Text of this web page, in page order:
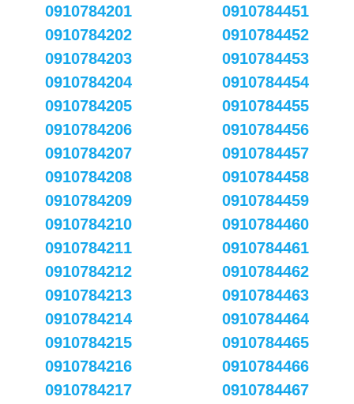
0910784201
0910784202
0910784203
0910784204
0910784205
0910784206
0910784207
0910784208
0910784209
0910784210
0910784211
0910784212
0910784213
0910784214
0910784215
0910784216
0910784217
0910784451
0910784452
0910784453
0910784454
0910784455
0910784456
0910784457
0910784458
0910784459
0910784460
0910784461
0910784462
0910784463
0910784464
0910784465
0910784466
0910784467